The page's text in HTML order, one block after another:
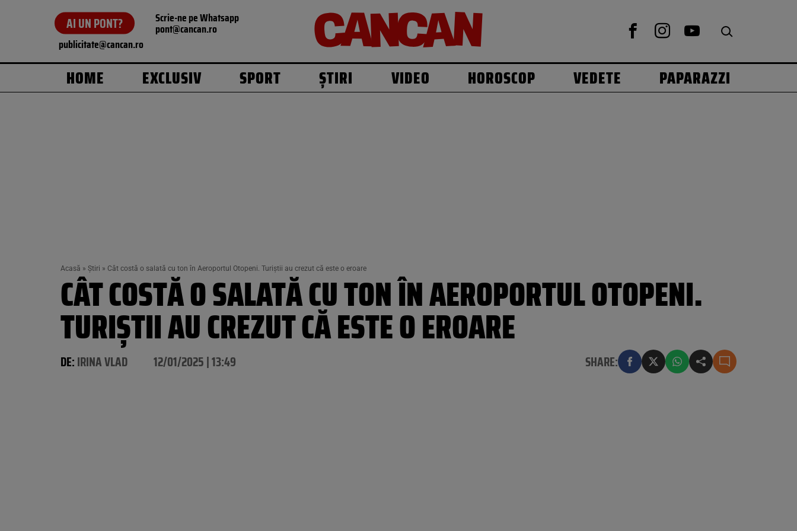
AI UN PONT? Scrie-ne pe Whatsapp
pont@cancan.ro
publicitate@cancan.ro
HOME EXCLUSIV SPORT ȘTIRI VIDEO HOROSCOP VEDETE PAPARAZZI
Acasă » Știri » Cât costă o salată cu ton în Aeroportul Otopeni. Turiștii au crezut că este o eroare
CÂT COSTĂ O SALATĂ CU TON ÎN AEROPORTUL OTOPENI.
TURIȘTII AU CREZUT CĂ ESTE O EROARE
DE:IRINA VLAD 12/01/2025 | 13:49 SHARE: